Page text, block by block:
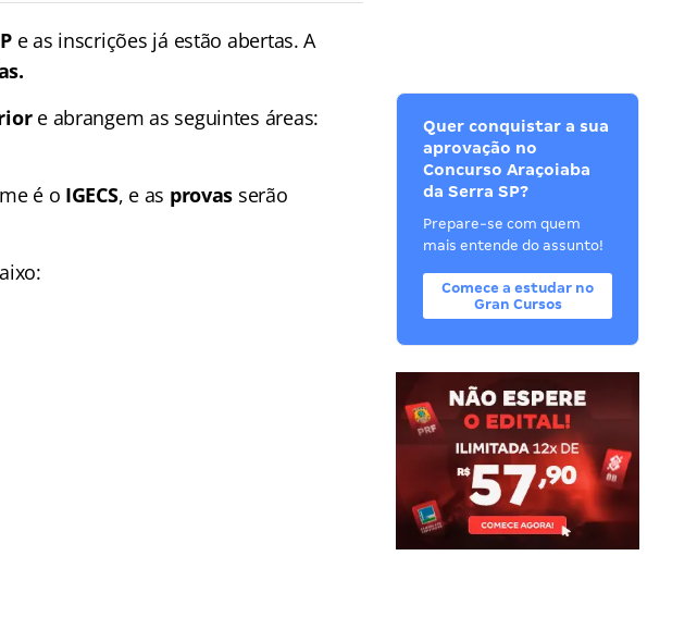
e as inscrições já estão abertas. A
e abrangem as seguintes áreas:
é o IGECS, e as provas serão
Quer conquistar a sua
aprovação no
Concurso Araçoiaba
da Serra SP?
Prepare-se com quem
mais entende do assunto!
Comece a estudar no
Gran Cursos